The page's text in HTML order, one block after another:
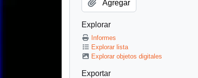
Agregar
Explorar
Informes
Explorar lista
Explorar objetos digitales
Exportar